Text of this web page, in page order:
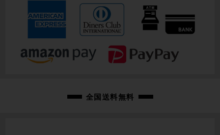
515（ホリゾンタル換算525）mm(C-C実寸）
クランク
全国送料無料